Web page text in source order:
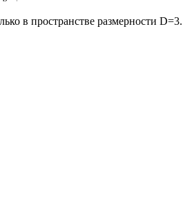
в пространстве размерности D=3.